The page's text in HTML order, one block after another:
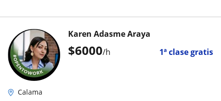
$6000/h 1ª clase gratis
Karen Adasme Araya
Calama